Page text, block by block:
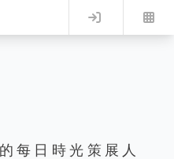
Log in
每日時光策展人